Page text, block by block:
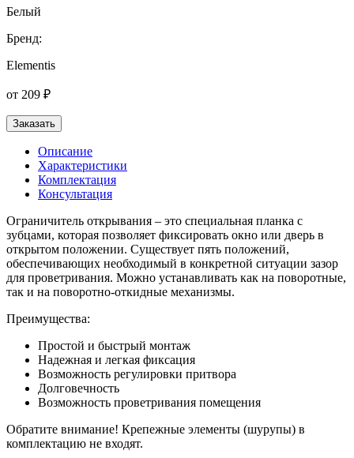
Белый
Бренд:
Elementis
от 209 ₽
Заказать
Описание
Характеристики
Комплектация
Консультация
Ограничитель открывания – это специальная планка с
зубцами, которая позволяет фиксировать окно или дверь в
открытом положении. Существует пять положений,
обеспечивающих необходимый в конкретной ситуации зазор
для проветривания. Можно устанавливать как на поворотные,
так и на поворотно-откидные механизмы.
Преимущества:
Простой и быстрый монтаж
Надежная и легкая фиксация
Возможность регулировки притвора
Долговечность
Возможность проветривания помещения
Обратите внимание! Крепежные элементы (шурупы) в
комплектацию не входят.